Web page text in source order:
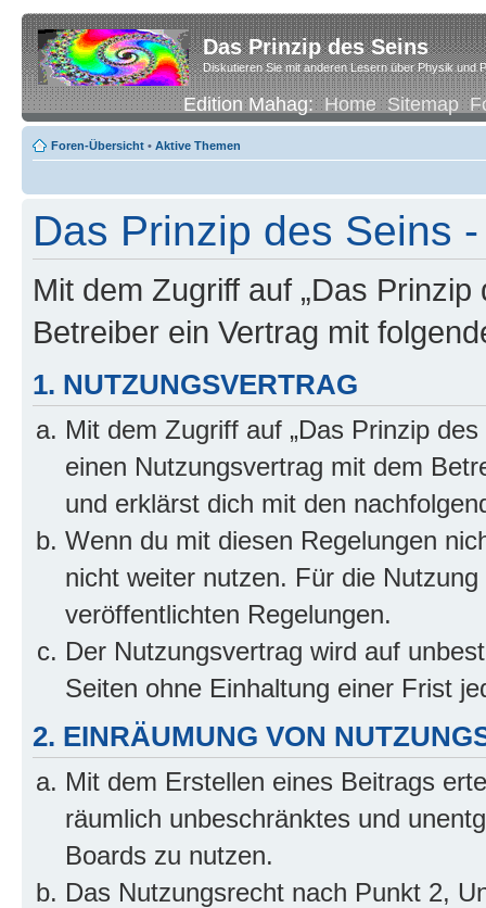
Das Prinzip des Seins
Diskutieren Sie mit anderen Lesern über Physik und
Edition Mahag:Home Sitemap
Foren-Übersicht • Aktive Themen
Das Prinzip des Seins
Mit dem Zugriff auf „Das
Betreiber ein Vertrag mit
1. NUTZUNGSVERTRAG
Mit dem Zugriff auf „Das Prinzip
einen Nutzungsvertrag mit dem
und erklärst dich mit den
Wenn du mit diesen Regelungen
nicht weiter nutzen. Für die
veröffentlichten Regelungen.
Der Nutzungsvertrag wird auf
Seiten ohne Einhaltung einer Frist
2. EINRÄUMUNG VON
Mit dem Erstellen eines Beitrags
räumlich unbeschränktes und
Boards zu nutzen.
Das Nutzungsrecht nach Punkt 2,